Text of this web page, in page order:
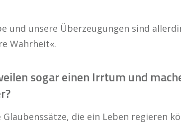
und unsere Überzeugungen sind
Wahrheit«.
sogar einen Irrtum und
die ein Leben regieren